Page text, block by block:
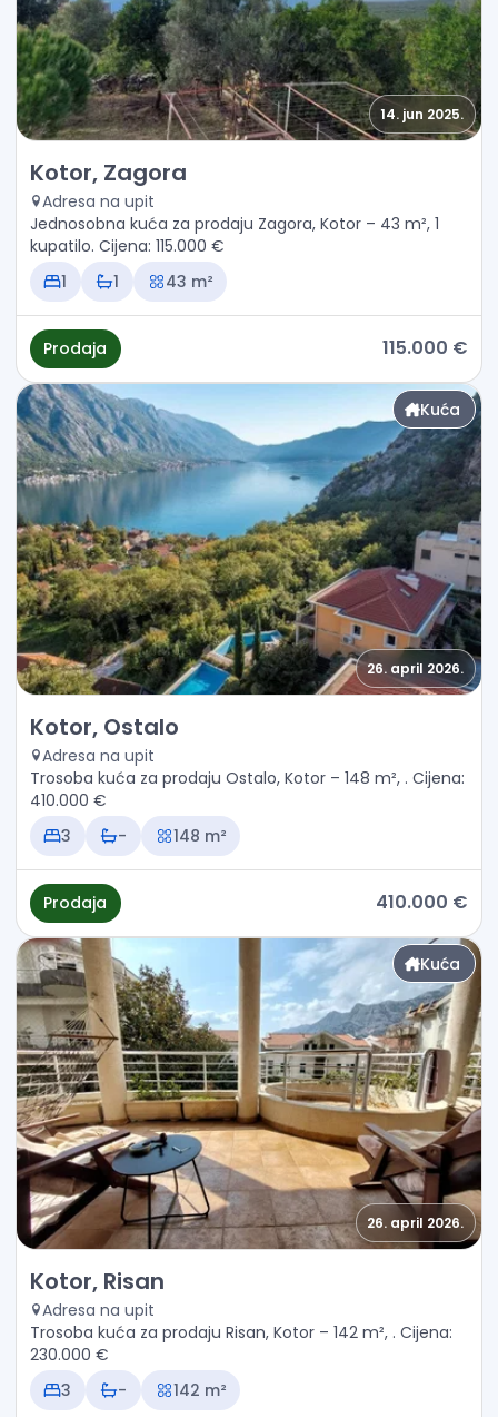
14. jun 2025.
Prodaja - Kuća Kotor, Zagora
Kotor, Zagora
Adresa na upit
Jednosobna kuća za prodaju Zagora, Kotor – 43 m², 1
kupatilo. Cijena: 115.000 €
1
1 43 m²
Prodaja 115.000 €
Kuća
26. april 2026.
Prodaja - Kuća Kotor, Ostalo
Kotor, Ostalo
Adresa na upit
Trosoba kuća za prodaju Ostalo, Kotor – 148 m², . Cijena:
410.000 €
3
- 148 m²
Prodaja 410.000 €
Kuća
26. april 2026.
Prodaja - Kuća Kotor, Risan
Kotor, Risan
Adresa na upit
Trosoba kuća za prodaju Risan, Kotor – 142 m², . Cijena:
230.000 €
3
- 142 m²